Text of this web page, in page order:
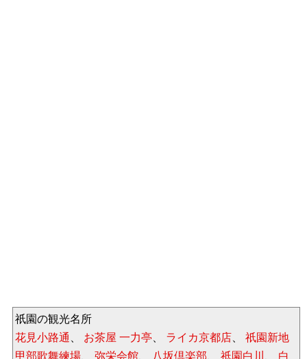
祇園の観光名所
花見小路通
お茶屋 一力亭 ライカ京都店
祇園新地
甲部歌舞練場
弥栄会館 八坂倶楽部 祇園白川 白